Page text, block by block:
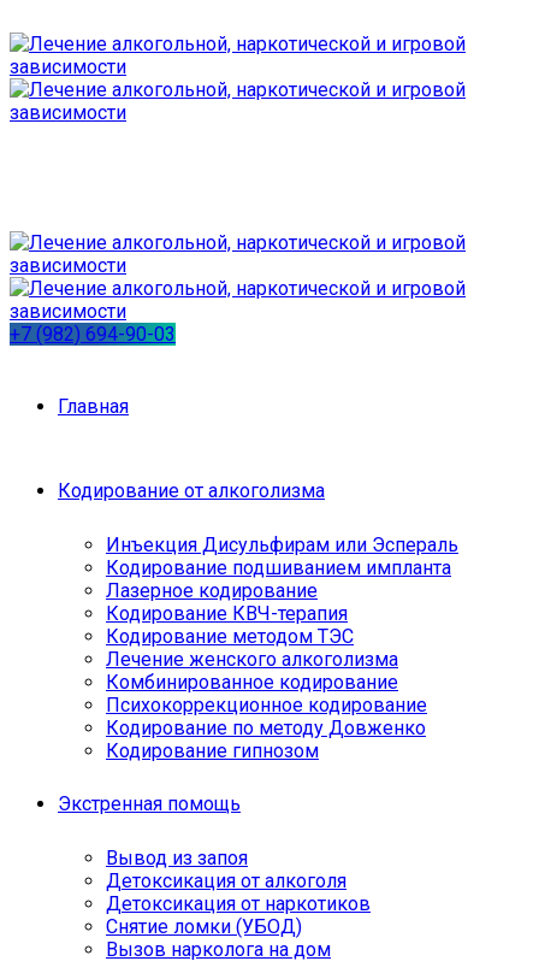
+7 (982) 694-90-03
Главная
Кодирование от алкоголизма
Инъекция Дисульфирам или Эспераль
Кодирование подшиванием импланта
Лазерное кодирование
Кодирование КВЧ-терапия
Кодирование методом ТЭС
Лечение женского алкоголизма
Комбинированное кодирование
Психокоррекционное кодирование
Кодирование по методу Довженко
Кодирование гипнозом
Экстренная помощь
Вывод из запоя
Детоксикация от алкоголя
Детоксикация от наркотиков
Снятие ломки (УБОД)
Вызов нарколога на дом